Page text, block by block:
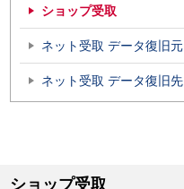
ショップ受取
ネット受取 データ復旧元
ネット受取 データ復旧先
ショップ受取